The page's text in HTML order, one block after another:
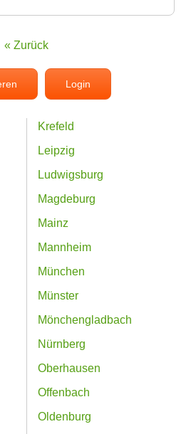
« Zurück
Login
Krefeld
Leipzig
Ludwigsburg
Magdeburg
Mainz
Mannheim
München
Münster
Mönchengladbach
Nürnberg
Oberhausen
Offenbach
Oldenburg